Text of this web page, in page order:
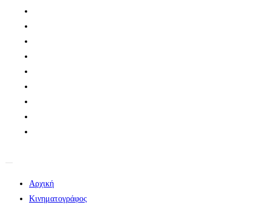
Αρχική
Κινηματογράφος